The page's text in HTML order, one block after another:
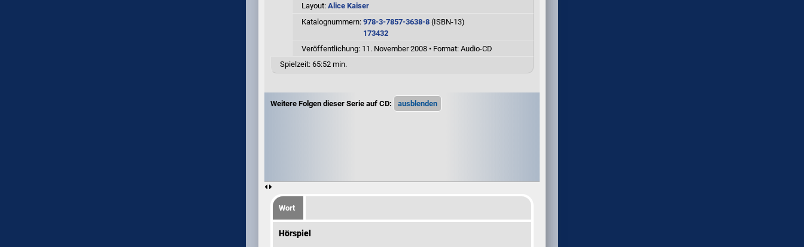
Layout: Alice Kaiser
Katalognummern: 978-3-7857-3638-8(ISBN-13)
173432
Veröffentlichung: 11. November 2008• Format: Audio-CD
Spielzeit: 65:52 min.
Weitere Folgen dieser Serie auf CD:
Wort
Hörspiel